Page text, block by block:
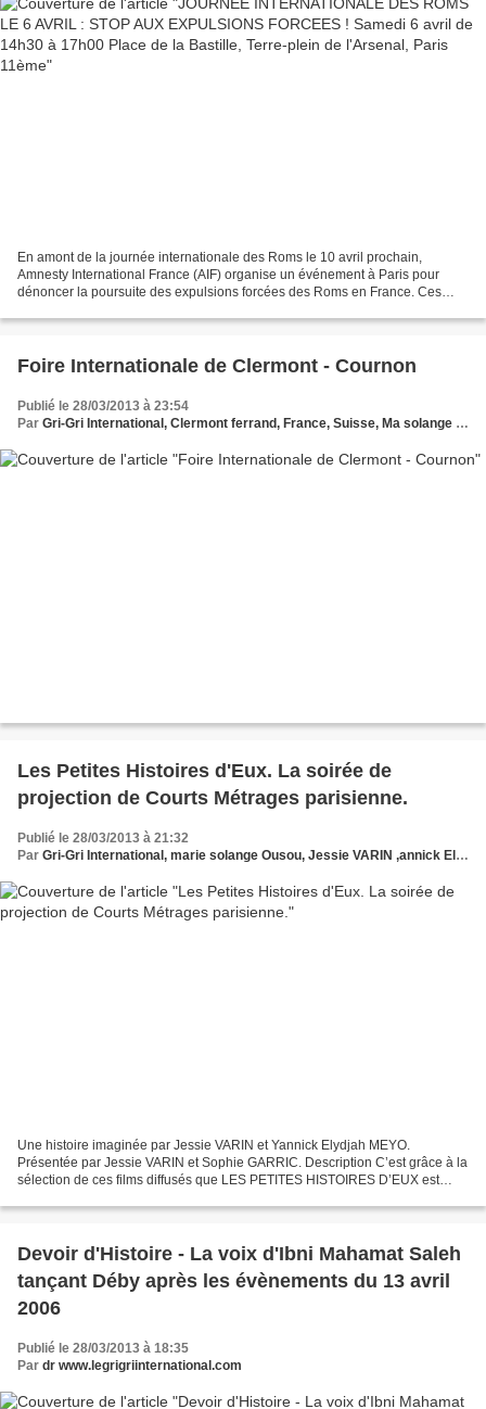
En amont de la journée internationale des Roms le 10 avril prochain,
Amnesty International France (AIF) organise un événement à Paris pour
dénoncer la poursuite des expulsions forcées des Roms en France. Ces
Foire Internationale de Clermont - Cournon
Publié le 28/03/2013 à 23:54
Par Gri-Gri International, Clermont ferrand, France, Suisse, Ma solange Oussou
Les Petites Histoires d'Eux. La soirée de
projection de Courts Métrages parisienne.
Publié le 28/03/2013 à 21:32
Par Gri-Gri International, marie solange Ousou, Jessie VARIN ,annick Elydjah MEYO, Hollywood, Sophie GARRIC.
Une histoire imaginée par Jessie VARIN et Yannick Elydjah MEYO.
Présentée par Jessie VARIN et Sophie GARRIC. Description C’est grâce à la
sélection de ces films diffusés que LES PETITES HISTOIRES D’EUX est
Devoir d'Histoire - La voix d'Ibni Mahamat Saleh
tançant Déby après les évènements du 13 avril
2006
Publié le 28/03/2013 à 18:35
Par dr www.legrigriinternational.com